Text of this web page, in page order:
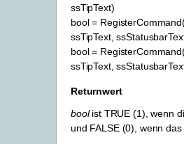
ssTipText)
bool =
ssTipText,
bool =
ssTipText,
Returnwert
boolist TRUE (1), wenn
und FALSE (0), wenn